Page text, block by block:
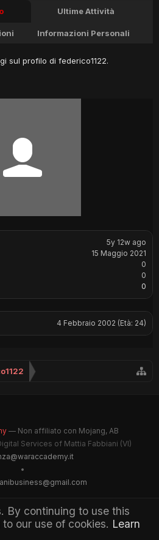
By continuing to use this
our use of cookies. Learn
5y 12w ago
15 Maggio 2021
0
0
0
4 Febbraio 2002 (Età: 24)
Ultime Attività
Informazioni Personali
sul profilo di federico1122.
— Non affiliato con Mojang, AB
Services of Mattia Fabbiani (VI)
•
Administrators